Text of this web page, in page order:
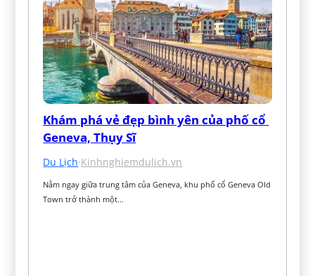
Khám phá vẻ đẹp bình yên của phố cổ
Geneva, Thụy Sĩ
Du Lịch·Kinhnghiemdulich.vn
Nằm ngay giữa trung tâm của Geneva, khu phố cổ Geneva Old
Town trở thành một…